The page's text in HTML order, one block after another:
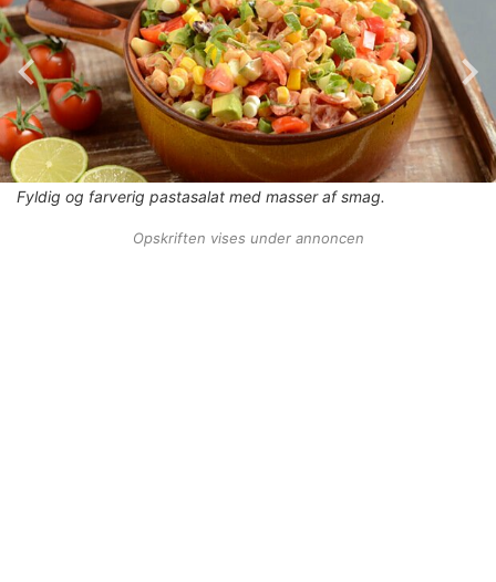
Fyldig og farverig pastasalat med masser af smag.
Opskriften vises under annoncen